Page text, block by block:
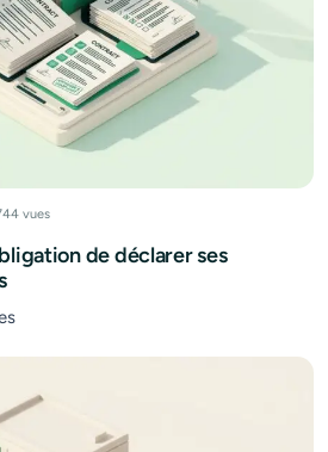
vues
de déclarer ses